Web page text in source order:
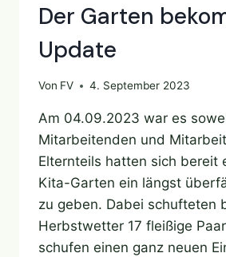
Der Garten
Update
Von FV 4. September 2023
Am 04.09.2023 war es
Mitarbeitenden und
Elternteils hatten sich bereit
Kita-Garten ein längst
zu geben. Dabei schufteten
Herbstwetter 17 fleißige
schufen einen ganz neuen